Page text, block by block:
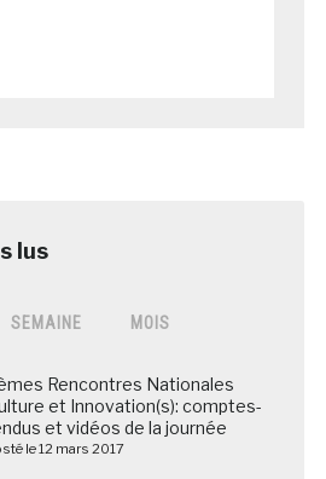
SEMAINE MOIS
Rencontres Nationales
et Innovation(s): comptes-
et vidéos de la journée
le 12 mars 2017